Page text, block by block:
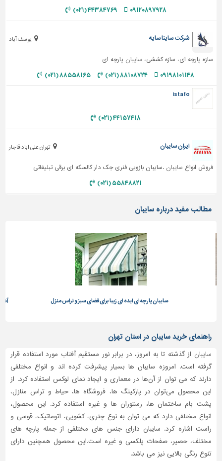
۰۹۱۲۰۸۹۷۹۲۸ ۴۴۳۸۴۷۶۹ (۰۲۱)
یوسف آباد شرکت ساینا سایه
سازه پارچه ای، سازه کششی، سایبان پارچه ای
۰۹۱۹۸۱۰۱۱۴۸ ۸۸۱۰۸۷۲۴ (۰۲۱) ۸۸۵۵۸۱۶۵ (۰۲۱)
istafo
۴۴۱۵۷۴۱۸ (۰۲۱)
تهران علی اباد قاجار ایران سایبان
فروش انواع سایبان .سایبان بازویی فنری جک دار کالسکه ای برقی تبلیغاتی
۵۵۸۴۸۸۲۱ (۰۲۱)
مطالب مفید درباره سایبان
سایبان پارچه ای ایده ای زیبا برای فضای سبز و تراس منزل
راهنمای خرید سایبان در استان تهران
سایبان از گذشته تا به امروز، در برابر نور مستقیم آفتاب مورد استفاده قرار
گرفته است. امروزه سایبان ها بسیار پیشرفت کرده اند و انواع مختلفی
دارند که می توان از آن‌ها در معماری و ایجاد نمای لوکس استفاده کرد. از
این محصول می‌توان در پارکینگ ها، فروشگاه ها، حیاط و تراس منازل،
پشت بام ساختمان ها، رستوران ها و غیره استفاده کرد. این محصول،
انواع مختلفی دارد که می توان به نوع چتری، کشویی، اتوماتیک، قوسی و
راست اشاره کرد. سایبان دارای جنس های مختلفی از جمله پارچه های
مختلف، حصیر، صفحات پلکسی و غیره است.این محصول همچنین دارای
تنوع رنگی بالایی نیز می باشد.